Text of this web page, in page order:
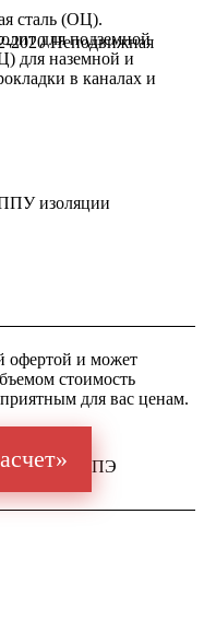
2020 Неподвижная
48x3 / 140 ПЭ
сталь (ОЦ).
для подземной
для наземной и
в каналах и
изоляции
офертой и может
стоимость
для вас ценам.